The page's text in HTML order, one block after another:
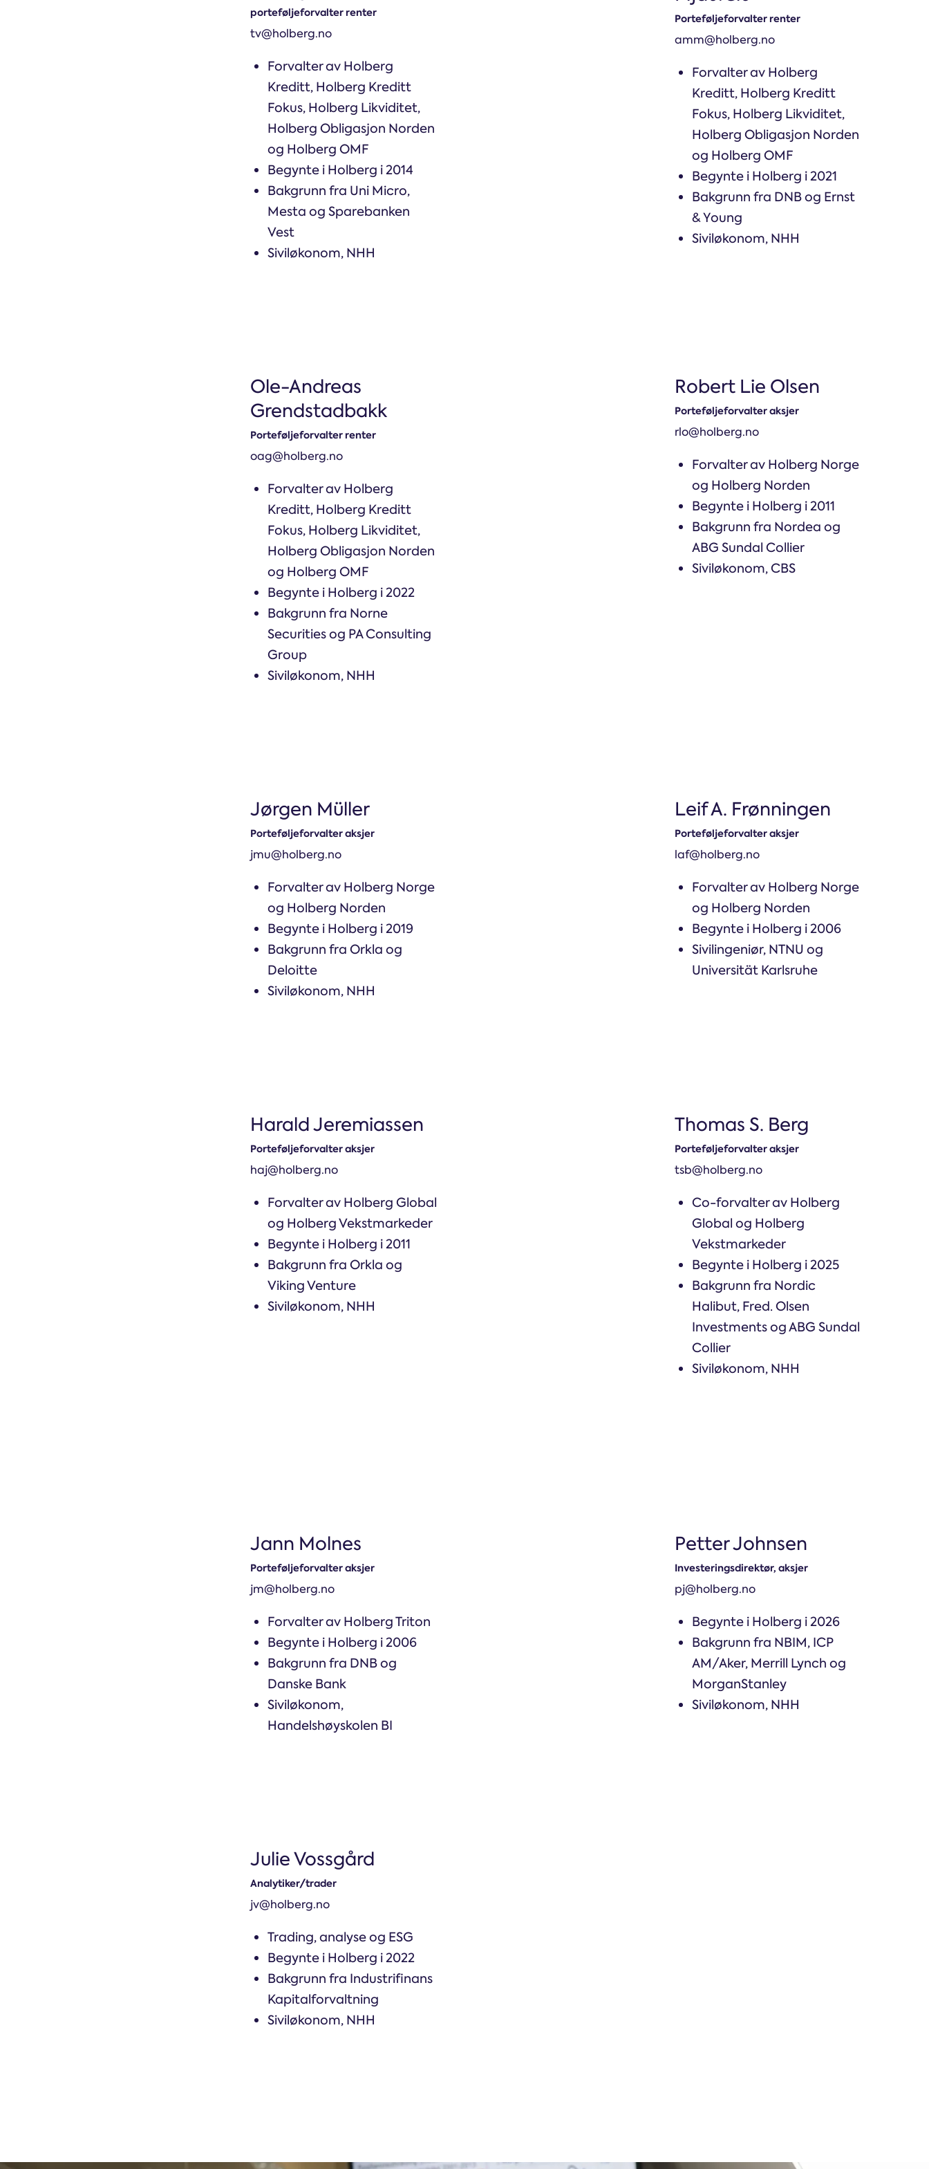
Holberg OMF
porteføljeforvalter renter
tv@holberg.no
Forvalter av Holberg
Kreditt, Holberg Kreditt
Fokus, Holberg Likviditet,
Holberg Obligasjon Norden
og Holberg OMF
Begynte i Holberg i 2014
Bakgrunn fra Uni Micro,
Mesta og Sparebanken
Vest
Siviløkonom, NHH
Porteføljeforvalter renter
amm@holberg.no
Forvalter av Holberg
Kreditt, Holberg Kreditt
Fokus, Holberg Likviditet,
Holberg Obligasjon Norden
og Holberg OMF
Begynte i Holberg i 2021
Bakgrunn fra DNB og Ernst
& Young
Siviløkonom, NHH
Ole-Andreas
Grendstadbakk
Porteføljeforvalter renter
oag@holberg.no
Forvalter av Holberg
Kreditt, Holberg Kreditt
Fokus, Holberg Likviditet,
Holberg Obligasjon Norden
og Holberg OMF
Begynte i Holberg i 2022
Bakgrunn fra Norne
Securities og PA Consulting
Group
Siviløkonom, NHH
Robert Lie Olsen
Porteføljeforvalter aksjer
rlo@holberg.no
Forvalter av Holberg Norge
og Holberg Norden
Begynte i Holberg i 2011
Bakgrunn fra Nordea og
ABG Sundal Collier
Siviløkonom, CBS
Jørgen Müller
Porteføljeforvalter aksjer
jmu@holberg.no
Forvalter av Holberg Norge
og Holberg Norden
Begynte i Holberg i 2019
Bakgrunn fra Orkla og
Deloitte
Siviløkonom, NHH
Leif A. Frønningen
Porteføljeforvalter aksjer
laf@holberg.no
Forvalter av Holberg Norge
og Holberg Norden
Begynte i Holberg i 2006
Sivilingeniør, NTNU og
Universität Karlsruhe
Harald Jeremiassen
Porteføljeforvalter aksjer
haj@holberg.no
Forvalter av Holberg Global
og Holberg Vekstmarkeder
Begynte i Holberg i 2011
Bakgrunn fra Orkla og
Viking Venture
Siviløkonom, NHH
Thomas S. Berg
Porteføljeforvalter aksjer
tsb@holberg.no
Co-forvalter av Holberg
Global og Holberg
Vekstmarkeder
Begynte i Holberg i 2025
Bakgrunn fra Nordic
Halibut, Fred. Olsen
Investments og ABG Sundal
Collier
Siviløkonom, NHH
Jann Molnes
Porteføljeforvalter aksjer
jm@holberg.no
Forvalter av Holberg Triton
Begynte i Holberg i 2006
Bakgrunn fra DNB og
Danske Bank
Siviløkonom,
Handelshøyskolen BI
Petter Johnsen
Investeringsdirektør, aksjer
pj@holberg.no
Begynte i Holberg i 2026
Bakgrunn fra NBIM, ICP
AM/Aker, Merrill Lynch og
MorganStanley
Siviløkonom, NHH
Julie Vossgård
Analytiker/trader
jv@holberg.no
Trading, analyse og ESG
Begynte i Holberg i 2022
Bakgrunn fra Industrifinans
Kapitalforvaltning
Siviløkonom, NHH